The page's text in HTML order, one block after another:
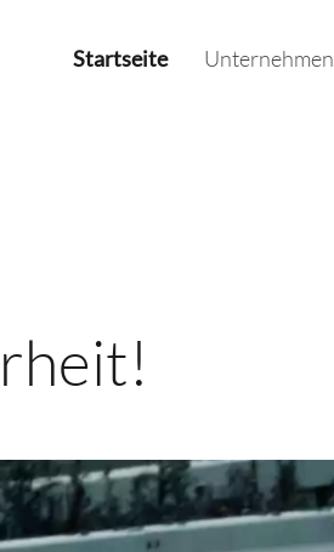
Startseite Unternehmen